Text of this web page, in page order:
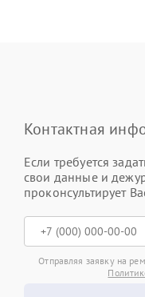
Контактная
Если требуется
свои данные и
проконсультирует
Отправляя заявку на